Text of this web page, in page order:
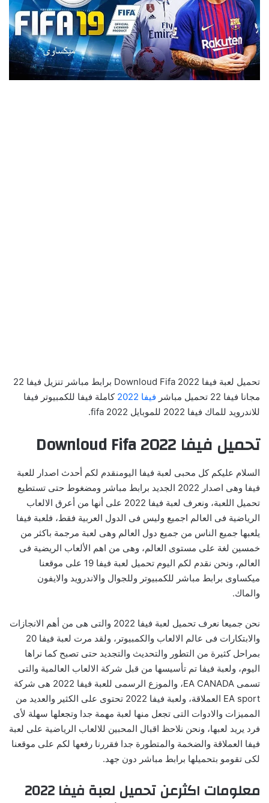
تحميل لعبة فيفا 2022 Downloud Fifa برابط مباشر تنزيل فيفا 22
مجانا فيفا 22 تحميل مباشر
فيفا 2022
كاملة فيفا للكمبيوتر فيفا
للاندرويد للماك فيفا 2022 للموبايل fifa 2022.
تحميل فيفا 2022 Downloud Fifa
السلام عليكم كل محبى لعبة فيفا اليومنقدم لكم أحدث اصدار للعبة
فيفا وهى اصدار 2022 الجديد برابط مباشر ومضغوط حتى تستطيع
تحميل اللعبة، ونعرف لعبة فيفا 2022 على أنها من أعرق الالعاب
الرياضية فى العالم اجميع وليس فى الدول العربية فقط، فلعبة فيفا
يلعبها جميع الناس من جميع دول العالم وهى لعبة مرجمة باكثر من
خمسين لغة على مستوى العالم، وهى من اهم الألعاب الريضية فى
العالم، ونحن نقدم لكم اليوم تحميل لعبة فيفا 19 على موقعنا
ميكساوى برابط مباشر للكمبيوتر وللجوال والاندرويد والايفون
والماك.
نحن جميعا نعرف تحميل لعبة فيفا 2022 والتى هى من أهم الانجازات
والابتكارات فى عالم الالعاب والكمبيوتر، ولقد مرت لعبة فيفا 20
بمراحل كثيرة من التطور والتحديث والتجديد حتى تصبح كما نراها
اليوم، ولعبة فيفا تم تأسيسها من قبل شركة الالعاب العالمية والتى
تسمى EA CANADA، والموزع الرسمى للعبة فيفا 2022 هى شركة
EA sport العملاقة، ولعبة فيفا 2022 تحتوى على الكثير والعديد من
المميزات والادوات التى تجعل منها لعبة مهمة جدا وتجعلها سهلة لأى
فرد يريد لعبها، ونحن نلاحظ اقبال المحبين للالعاب الرياضية على لعبة
فيفا العملاقة والضخمة والمتطورة جدا فقررنا رفعها لكم على موقعنا
لكى تقومو بتحميلها برابط مباشر دون جهد.
معلومات اكثرعن تحميل لعبة فيفا 2022